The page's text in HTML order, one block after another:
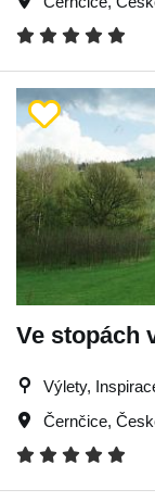
Ve stopách
Výlety,
Černčice,